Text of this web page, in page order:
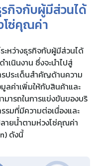
กิจกับผู้มีส่วนได้
โซ่คุณค่า
ะหว่างธุรกิจกับผู้มีส่วนได้
เนินงาน ซึ่งจะนําไปสู่
ประเด็นสําคัญด้านความ
ลค่าเพิ่มให้กับสินค้าและ
มารถในการแข่งขันของบริ
มที่มีความต่อเนื่องและ
ยน้ำตามห่วงโซ่คุณค่า
ดังนี้